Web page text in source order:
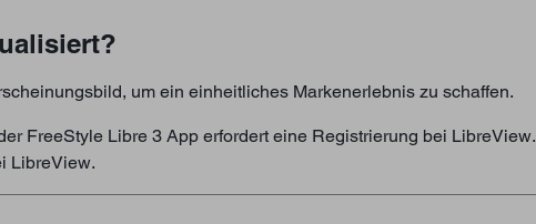
um ein einheitliches Markenerlebnis zu schaffen.
FreeStyle Libre 3 App erfordert eine Registrierung bei LibreView.
LibreView.